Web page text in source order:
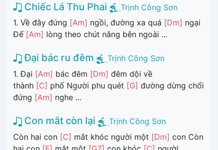
Chiếc Lá Thu Phai
Trịnh Công Sơn
1. Về đây đứng [Am] ngồi, đường xa quá [Dm] ngại
Để [Am] lòng theo chút nắng bên ngoài ...
Đại bác ru đêm
Trịnh Công Sơn
1. Đại [Am] bác đêm [Dm] đêm dội về
thành [C] phố Người phu quét [G] đường dừng chổi
đứng [Am] nghe ...
Con mắt còn lại
Trịnh Công Sơn
Còn hai con [C] mắt khóc người một [Dm] con Còn